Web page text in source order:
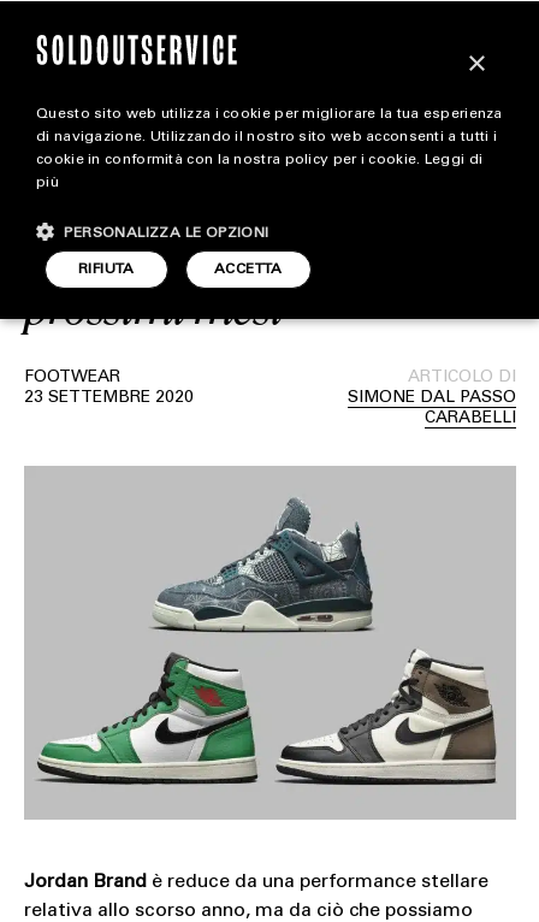
magazine
STYLE
FOOTWEAR
Jordan Brand conferma
ufficialmente alcune tra le
release più importanti dei
prossimi mesi
FOOTWEAR
23 SETTEMBRE 2020
ARTICOLO DI
SIMONE DAL PASSO
CARABELLI
Jordan Brand è reduce da una performance stellare
relativa allo scorso anno, ma da ciò che possiamo
×
Questo sito web utilizza i cookie per migliorare la tua esperienza
di navigazione. Utilizzando il nostro sito web acconsenti a tutti i
cookie in conformità con la nostra policy per i cookie. Leggi di
più
ACCETTA
RIFIUTA
PERSONALIZZA LE OPZIONI